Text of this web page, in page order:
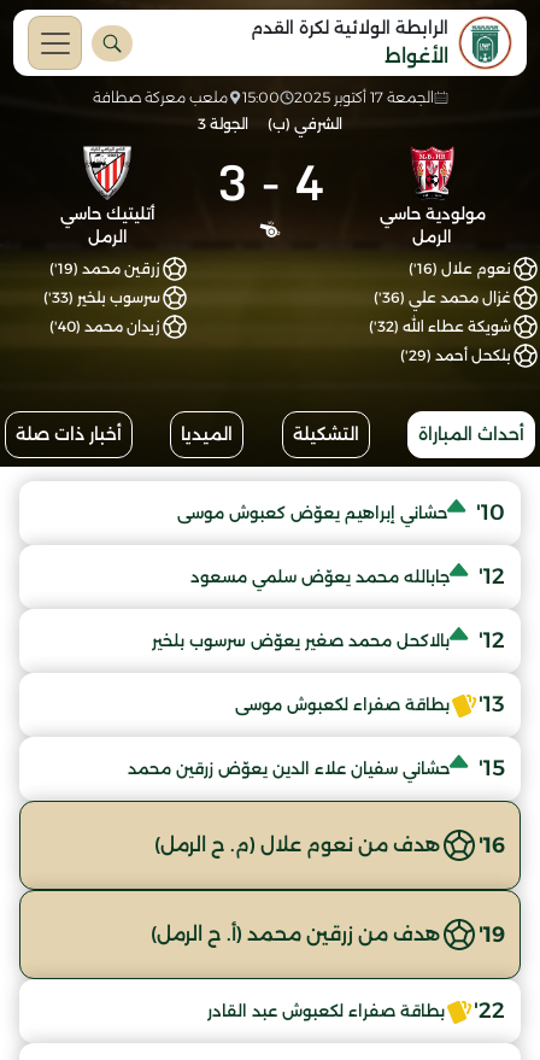
الرابطة الولائية لكرة القدم
الأغواط
الجمعة 17 أكتوبر 2025 15:00
ملعب معركة صطافة
الشرفي (ب)
الجولة 3
مولودية حاسي
الرمل
4
-
3
أتليتيك حاسي
الرمل
نعوم علال (16')
غزال محمد علي (36')
شويكة عطاء الله (32')
بلكحل أحمد (29')
زرقين محمد (19')
سرسوب بلخير (33')
زيدان محمد (40')
أحداث المباراة التشكيلة الميديا أخبار ذات صلة
10' حشاني إبراهيم يعوّض كعبوش موسى
12' جابالله محمد يعوّض سلمي مسعود
12' بالاكحل محمد صغير يعوّض سرسوب بلخير
13' بطاقة صفراء لكعبوش موسى
15' حشاني سفيان علاء الدين يعوّض زرقين محمد
16' هدف من نعوم علال (م. ح الرمل)
19' هدف من زرقين محمد (أ. ح الرمل)
22' بطاقة صفراء لكعبوش عبد القادر